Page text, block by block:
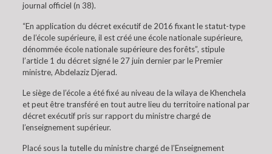
journal officiel (n 38).
“En application du décret exécutif de 2016 fixant le statut-type
de l’école supérieure, il est créé une école nationale supérieure,
dénommée école nationale supérieure des forêts”, stipule
l’article 1 du décret signé le 27 juin dernier par le Premier
ministre, Abdelaziz Djerad.
Le siège de l’école a été fixé au niveau de la wilaya de Khenchela
et peut être transféré en tout autre lieu du territoire national par
décret exécutif pris sur rapport du ministre chargé de
l’enseignement supérieur.
Placé sous la tutelle du ministre chargé de l’Enseignement